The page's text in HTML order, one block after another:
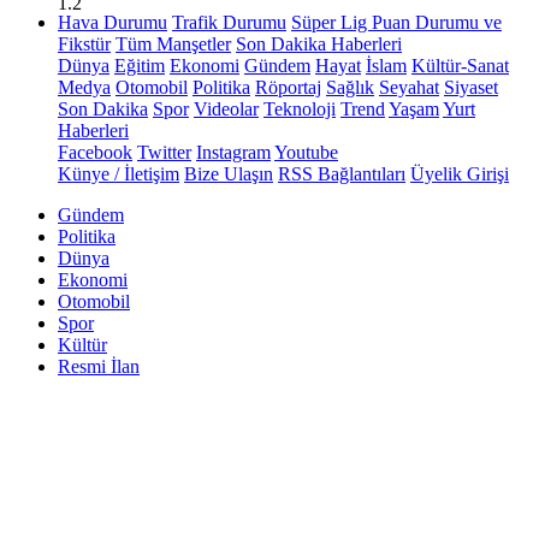
Hava Durumu Trafik Durumu Süper Lig Puan Durumu ve
Fikstür Tüm Manşetler Son Dakika Haberleri
Dünya Eğitim Ekonomi Gündem Hayat İslam Kültür-Sanat
Medya Otomobil Politika Röportaj Sağlık Seyahat Siyaset
Son Dakika Spor Videolar Teknoloji Trend YaşamYurt
Haberleri
Facebook Twitter InstagramYoutube
Künye / İletişim Bize Ulaşın RSS Bağlantıları Üyelik Girişi
Gündem
Politika
Dünya
Ekonomi
Otomobil
Spor
Kültür
Resmi İlan